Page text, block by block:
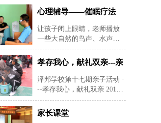
心理辅导——催眠疗法
让孩子闭上眼睛，老师播放
一些大自然的鸟声、水声等
纯音乐，帮助孩子快速定下
来，再用暗示性语言帮助孩
子进入睡眠状态，有利于心
理老师深度进入孩子的
孝存我心，献礼双亲---亲
子活动
泽邦学校第十七期亲子活动 -
--孝存我心，献礼双亲 2019
年12月22日星期天早上8：30-
--下午16：00在湖南长沙安沙
镇泽邦学校举办孝存我心，
家长课堂